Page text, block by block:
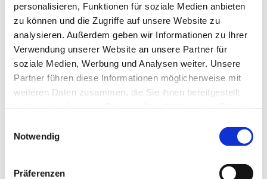
personalisieren, Funktionen für soziale Medien anbieten
zu können und die Zugriffe auf unsere Website zu
analysieren. Außerdem geben wir Informationen zu Ihrer
Verwendung unserer Website an unsere Partner für
soziale Medien, Werbung und Analysen weiter. Unsere
Partner führen diese Informationen möglicherweise mit
weiteren Daten zusammen, die Sie ihnen bereitgestellt
Notwendig
Präferenzen